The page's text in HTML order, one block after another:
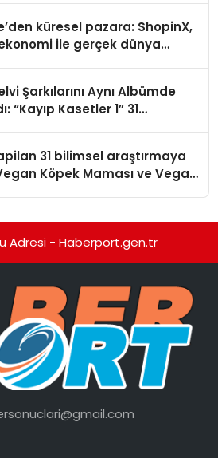
küresel pazara: ShopinX,
ile gerçek dünya
Şarkılarını Aynı Albümde
“Kayıp Kasetler 1” 31
31 bilimsel araştırmaya
Köpek Maması ve Vegan
Adresi - Haberport.gen.tr